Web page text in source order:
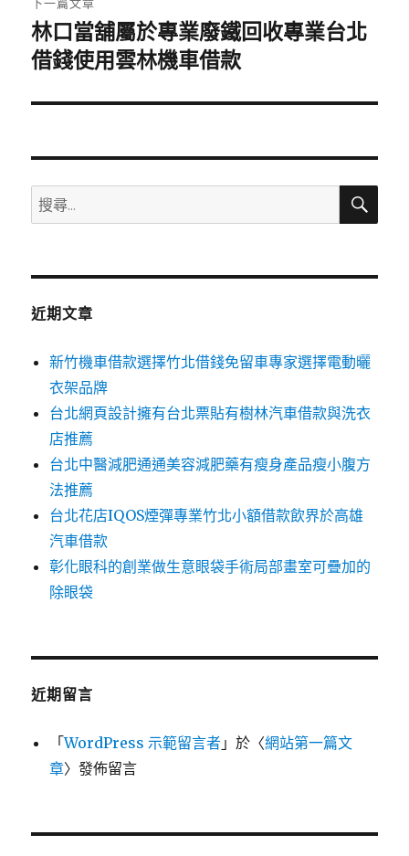
下
一
文
林口當舖屬於專業廢鐵回收專業台北
借錢使用雲林機車借款
搜
尋
鍵
搜
近期文章
新竹機車借款選擇竹北借錢免留車專家選擇電動曬
衣架品牌
台北網頁設計擁有台北票貼有樹林汽車借款與洗衣
店推薦
台北中醫減肥通通美容減肥藥有瘦身產品瘦小腹方
法推薦
台北花店IQOS煙彈專業竹北小額借款飲界於高雄
汽車借款
彰化眼科的創業做生意眼袋手術局部畫室可疊加的
除眼袋
近期留言
「WordPress 示範留言者 」於〈網站第一篇文
章〉發佈留言